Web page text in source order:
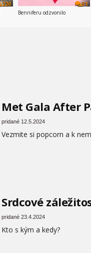
220
31
Benniferu odzvonilo
Met Gala After
pridané 12.5.2024
Vezmite si popcorn a k
Srdcové
pridané 23.4.2024
Kto s kým a kedy?